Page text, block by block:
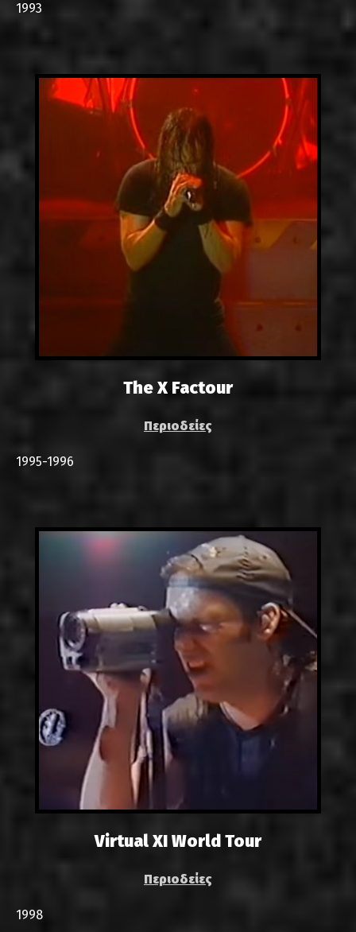
1993
The X Factour
Περιοδείες
1995-1996
Virtual XI World Tour
Περιοδείες
1998